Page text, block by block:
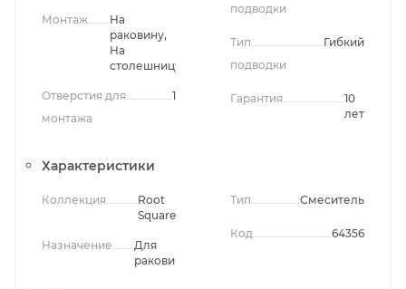
Монтаж
На
раковину,
На
столешницу
Отверстия для
монтажа
1
подводки
Тип
подводки
Гибкий
Гарантия
10
лет
Характеристики
Коллекция
Root
Square
Назначение
Для
раковины
Тип Смеситель
Код 64356